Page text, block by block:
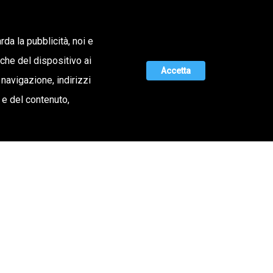
DI VALORE MAGAZINE UNISCITI A NOI
la pubblicità, noi e
del dispositivo ai
indirizzi
del contenuto,
Accetta